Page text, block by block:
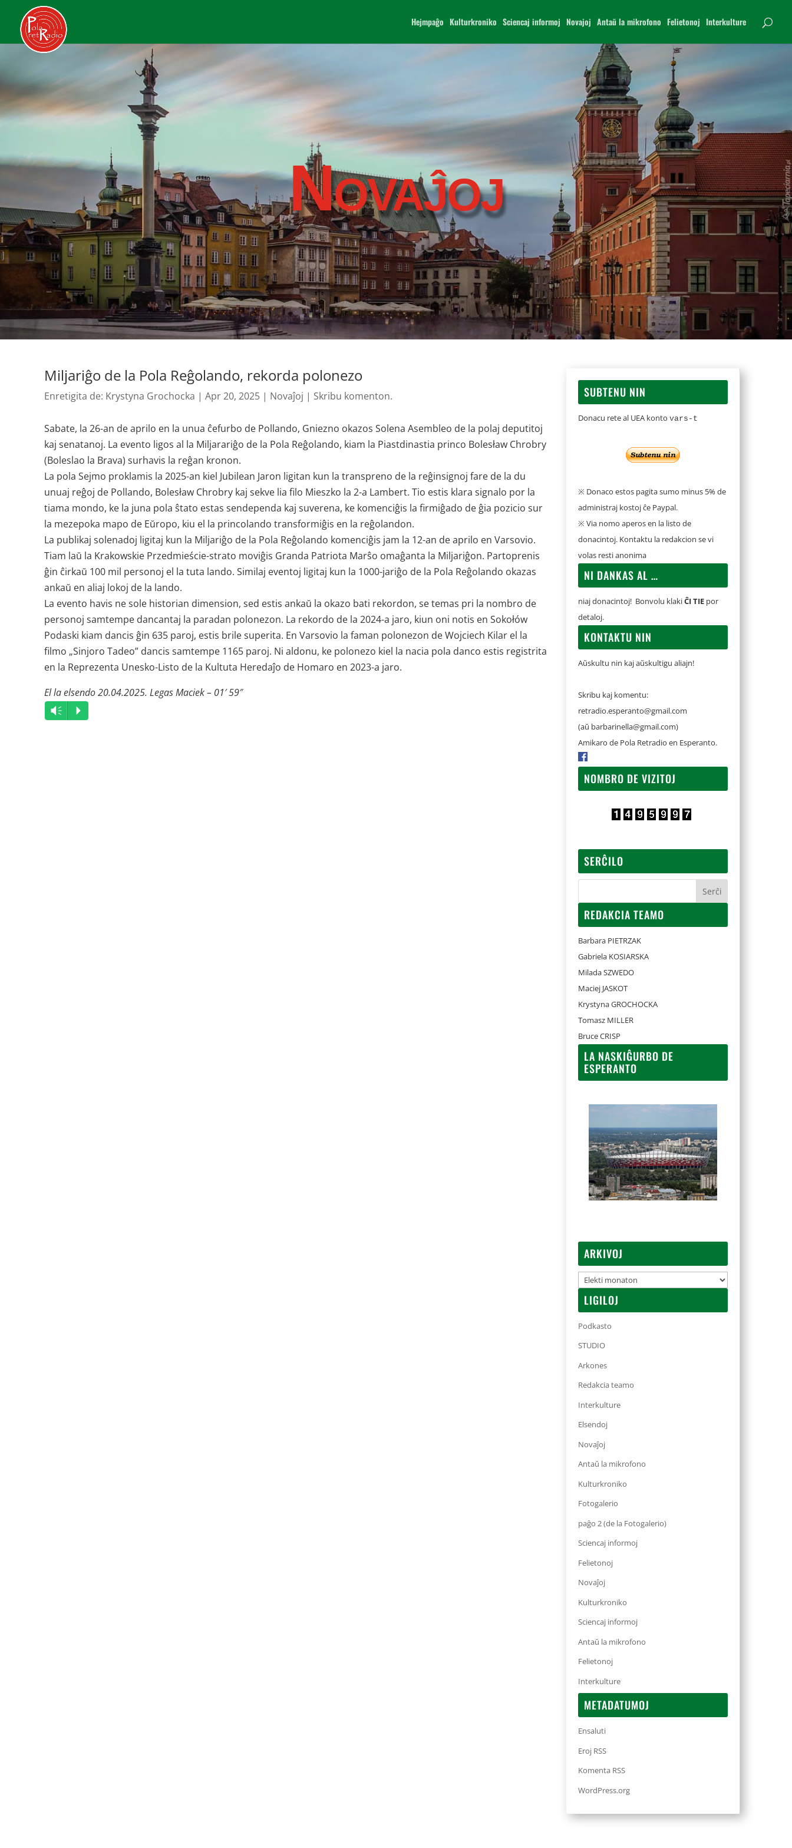
Hejmpaĝo Kulturkroniko Sciencaj informoj Novajoj Antaŭ la mikrofono Felietonoj Interkulture
Novaĵoj
Miljariĝo de la Pola Reĝolando, rekorda polonezo
Enretigita de: Krystyna Grochocka | Apr 20, 2025| Novaĵoj | Skribu komenton.
Sabate, la 26-an de aprilo en la unua ĉefurbo de Pollando, Gniezno okazos Solena Asembleo de la polaj deputitoj
kaj senatanoj. La evento ligos al la Miljarariĝo de la Pola Reĝolando, kiam la Piastdinastia princo Bolesław Chrobry
(Boleslao la Brava) surhavis la reĝan kronon.
La pola Sejmo proklamis la 2025-an kiel Jubilean Jaron ligitan kun la transpreno de la reĝinsignoj fare de la du
unuaj reĝoj de Pollando, Bolesław Chrobry kaj sekve lia filo Mieszko la 2-a Lambert. Tio estis klara signalo por la
tiama mondo, ke la juna pola ŝtato estas sendependa kaj suverena, ke komenciĝis la firmiĝado de ĝia pozicio sur
la mezepoka mapo de Eŭropo, kiu el la princolando transformiĝis en la reĝolandon.
La publikaj solenadoj ligitaj kun la Miljariĝo de la Pola Reĝolando komenciĝis jam la 12-an de aprilo en Varsovio.
Tiam laŭ la Krakowskie Przedmieście-strato moviĝis Granda Patriota Marŝo omaĝanta la Miljariĝon. Partoprenis
ĝin ĉirkaŭ 100 mil personoj el la tuta lando. Similaj eventoj ligitaj kun la 1000-jariĝo de la Pola Reĝolando okazas
ankaŭ en aliaj lokoj de la lando.
La evento havis ne sole historian dimension, sed estis ankaŭ la okazo bati rekordon, se temas pri la nombro de
personoj samtempe dancantaj la paradan polonezon. La rekordo de la 2024-a jaro, kiun oni notis en Sokołów
Podaski kiam dancis ĝin 635 paroj, estis brile superita. En Varsovio la faman polonezon de Wojciech Kilar el la
filmo „Sinjoro Tadeo” dancis samtempe 1165 paroj. Ni aldonu, ke polonezo kiel la nacia pola danco estis registrita
en la Reprezenta Unesko-Listo de la Kultuta Heredaĵo de Homaro en 2023-a jaro.
El la elsendo 20.04.2025. Legas Maciek – 01′ 59″
Audio
Player
Vm P
SUBTENU NIN
Donacu rete al UEA konto vars-t
※ Donaco estos pagita sumo minus 5% de
administraj kostoj ĉe Paypal.
※ Via nomo aperos en la listo de
donacintoj. Kontaktu la redakcion se vi
volas resti anonima
NI DANKAS AL …
niaj donacintoj! Bonvolu klakiĈI TIEpor
detaloj.
KONTAKTU NIN
Aŭskultu nin kaj aŭskultigu aliajn!
Skribu kaj komentu:
retradio.esperanto@gmail.com
(aŭ barbarinella@gmail.com)
Amikaro de Pola Retradio en Esperanto.
NOMBRO DE VIZITOJ
SERĈILO
REDAKCIA TEAMO
Barbara PIETRZAK
Gabriela KOSIARSKA
Milada SZWEDO
Maciej JASKOT
Krystyna GROCHOCKA
Tomasz MILLER
Bruce CRISP
LA NASKIĜURBO DE
ESPERANTO
ARKIVOJ
Arkivoj
LIGILOJ
Podkasto
STUDIO
Arkones
Redakcia teamo
Interkulture
Elsendoj
Novaĵoj
Antaŭ la mikrofono
Kulturkroniko
Fotogalerio
paĝo 2 (de la Fotogalerio)
Sciencaj informoj
Felietonoj
Novaĵoj
Kulturkroniko
Sciencaj informoj
Antaŭ la mikrofono
Felietonoj
Interkulture
METADATUMOJ
Ensaluti
Eroj RSS
Komenta RSS
WordPress.org